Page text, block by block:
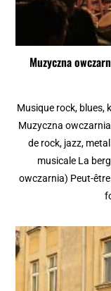
Muzyczna
Musique rock, blues,
Muzyczna
de rock, jazz,
musicale La
owczarnia) Peut-